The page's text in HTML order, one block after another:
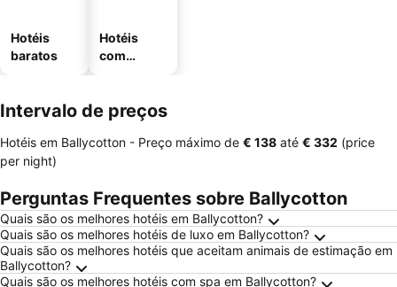
Hotéis
baratos
Hotéis
com
Intervalo de preços
Hotéis em Ballycotton - Preço máximo de ‎€ 138 até ‎€ 332 (price
per night)
Perguntas Frequentes sobre Ballycotton
Quais são os melhores hotéis em Ballycotton?
Quais são os melhores hotéis de luxo em Ballycotton?
Quais são os melhores hotéis que aceitam animais de estimação em
Ballycotton?
Quais são os melhores hotéis com spa em Ballycotton?